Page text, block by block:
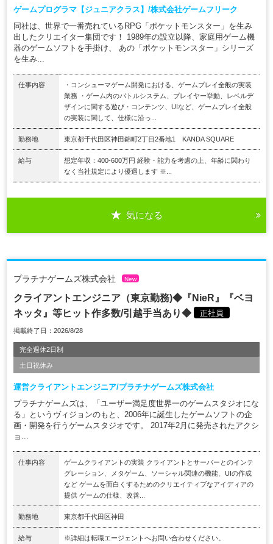
ゲームプログラマ【ジュニアクラス】/株式会社ゲームフリーク
同社は、世界で一番売れているRPG「ポケットモンスター」を生み
出したクリエイター集団です！ 1989年の設立以降、家庭用ゲーム機
器のゲームソフトを手掛け、 あの「ポケットモンスター」シリーズ
を生み...
仕事内容
・コンシューマゲーム開発における、ゲームプレイ全般の実装
業務 ・ゲーム内のバトルシステム、プレイヤー挙動、レベルデ
ザインに関する遊び・コンテンツ、UIなど、ゲームプレイ全般
の実装に関して、仕様に沿っ...
勤務地 東京都千代田区神田錦町2丁目2番地1 KANDA SQUARE
給与
想定年収：400-600万円 経験・能力を考慮の上、年齢に関わり
なく当社規定により優遇します ※...
気になる
プラチナゲームズ株式会社 New
クライアントエンジニア（東京勤務)◆『NieR』『ベヨ
ネッタ』等ヒット作多数/引越手当あり◆
正社員
掲載終了日：2026/8/28
完全週休2日制
土日祝休み
運営クライアントエンジニア/プラチナゲームズ株式会社
プラチナゲームズは、「ユーザー満足度世界一のゲームスタジオにな
る」というヴィジョンのもと、2006年に誕生したゲームソフトの企
画・開発を行うゲームスタジオです。 2017年2月に発売されたアクシ
ョ...
仕事内容
ゲームクライアントの実装 クライアントとサーバーとのインテ
グレーション、メタゲーム、ソーシャル関連の機能、UIの作成
など ゲームを面白くするためのクリエイティブなアイディアの
提供 ゲームの仕様、改善...
勤務地 東京都千代田区神田
給与 ※詳細は転職エージェントへお問い合わせください。